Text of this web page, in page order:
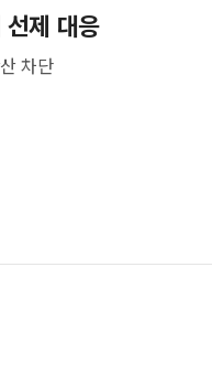
제 대응
차단